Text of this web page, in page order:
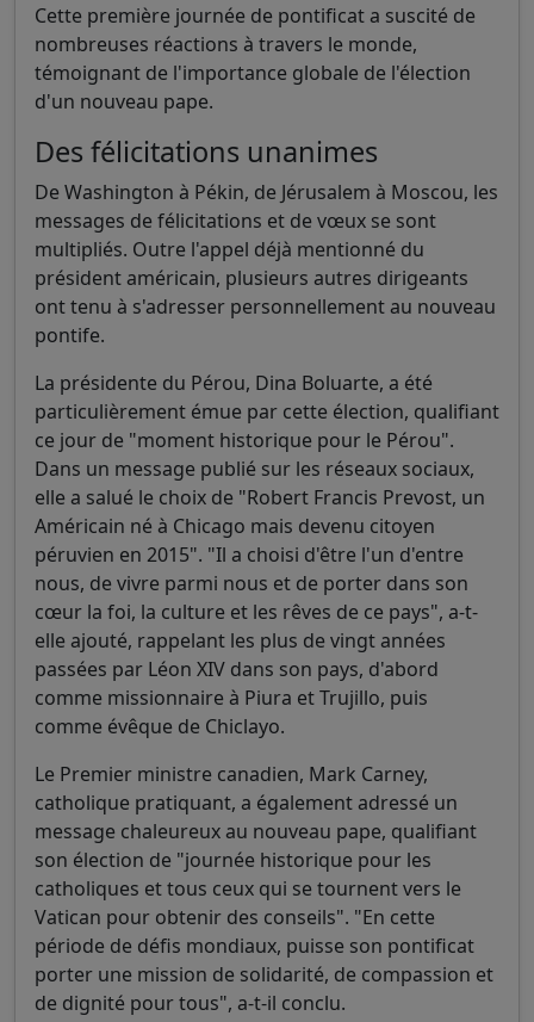
Cette première journée de pontificat a suscité de
nombreuses réactions à travers le monde,
témoignant de l'importance globale de l'élection
d'un nouveau pape.
Des félicitations unanimes
De Washington à Pékin, de Jérusalem à Moscou, les
messages de félicitations et de vœux se sont
multipliés. Outre l'appel déjà mentionné du
président américain, plusieurs autres dirigeants
ont tenu à s'adresser personnellement au nouveau
pontife.
La présidente du Pérou, Dina Boluarte, a été
particulièrement émue par cette élection, qualifiant
ce jour de "moment historique pour le Pérou".
Dans un message publié sur les réseaux sociaux,
elle a salué le choix de "Robert Francis Prevost, un
Américain né à Chicago mais devenu citoyen
péruvien en 2015". "Il a choisi d'être l'un d'entre
nous, de vivre parmi nous et de porter dans son
cœur la foi, la culture et les rêves de ce pays", a-t-
elle ajouté, rappelant les plus de vingt années
passées par Léon XIV dans son pays, d'abord
comme missionnaire à Piura et Trujillo, puis
comme évêque de Chiclayo.
Le Premier ministre canadien, Mark Carney,
catholique pratiquant, a également adressé un
message chaleureux au nouveau pape, qualifiant
son élection de "journée historique pour les
catholiques et tous ceux qui se tournent vers le
Vatican pour obtenir des conseils". "En cette
période de défis mondiaux, puisse son pontificat
porter une mission de solidarité, de compassion et
de dignité pour tous", a-t-il conclu.